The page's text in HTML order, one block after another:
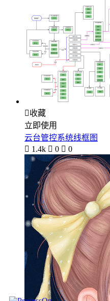
收藏
立即使用
云台管控系统线框图
 1.4k  0  0